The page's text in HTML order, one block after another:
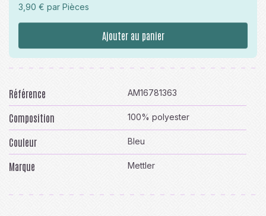
3,90 € par Pièces
Ajouter au panier
Référence AM16781363
Composition 100% polyester
Couleur Bleu
Marque Mettler